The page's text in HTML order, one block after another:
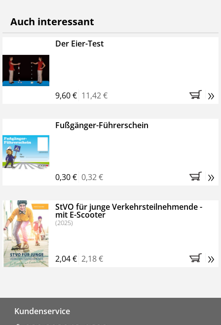
Auch interessant
Der Eier-Test
9,60 € 11,42 € »
Fußgänger-Führerschein
0,30 € 0,32 € »
StVO für junge Verkehrsteilnehmende -
mit E-Scooter
(2025)
2,04 € 2,18 € »
Kundenservice